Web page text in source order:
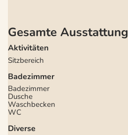
Gesamte Ausstattung
Aktivitäten
Sitzbereich
Badezimmer
Badezimmer
Dusche
Waschbecken
WC
Diverse